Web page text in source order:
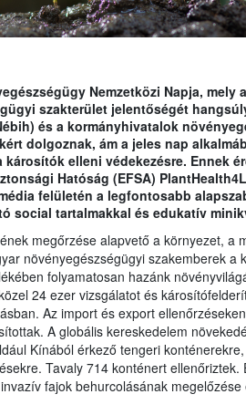
Nemzetközi Napja,
szakterület jelentőségét
és a kormányhivatalok
dolgoznak, ám a jeles nap
elleni védekezésre. Ennek
Hatóság (EFSA)
felületén a legfontosabb
social tartalmakkal és edukatív
megőrzése alapvető a környezet, a
növényegészségügyi szakemberek a
folyamatosan hazánk
24 ezer vizsgálatot és
Az import és export
A globális kereskedelem
Kínából érkező tengeri
Tavaly 714 konténert ellenőriztek.
fajok behurcolásának